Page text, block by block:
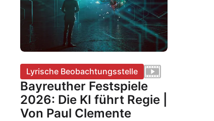
Lyrische Beobachtungsstelle
Bayreuther Festspiele
2026: Die KI führt Regie |
Von Paul Clemente